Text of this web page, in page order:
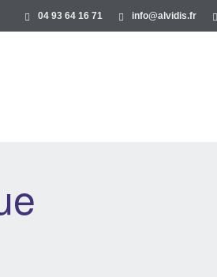
04 93 64 16 71 info@alvidis.fr